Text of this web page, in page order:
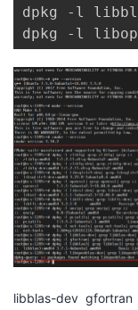
dpkg -l
libblas-dev gfortran